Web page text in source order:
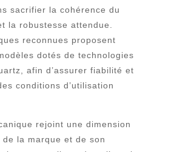
sacrifier la cohérence du
la robustesse attendue.
reconnues proposent
dotés de technologies
afin d’assurer fiabilité et
conditions d’utilisation
rejoint une dimension
la marque et de son